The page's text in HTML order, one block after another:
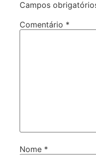
Campos
Comentário *
Nome *